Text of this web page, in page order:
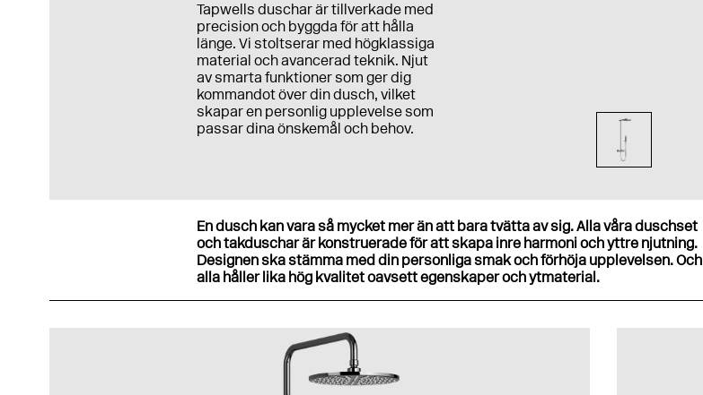
Tapwells duschar är tillverkade med
precision och byggda för att hålla
länge. Vi stoltserar med högklassiga
material och avancerad teknik. Njut
av smarta funktioner som ger dig
kommandot över din dusch, vilket
skapar en personlig upplevelse som
passar dina önskemål och behov.
En dusch kan vara så mycket mer än att bara tvätta av sig. Alla våra duschset
och takduschar är konstruerade för att skapa inre harmoni och yttre njutning.
Designen ska stämma med din personliga smak och förhöja upplevelsen. Och
alla håller lika hög kvalitet oavsett egenskaper och ytmaterial.